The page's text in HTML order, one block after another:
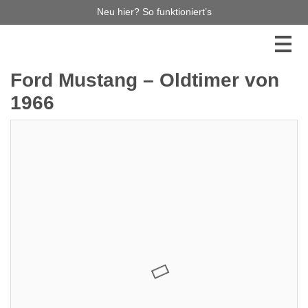
Ford Mustang – Oldtimer von
1966
Traumauto bereits dabei! Verpassen Sie keinen
Neu hier? So funktioniert’s